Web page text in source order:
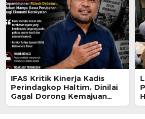
IFAS Kritik Kinerja Kadis
Perindagkop Haltim, Dinilai
Gagal Dorong Kemajuan
UMKM dan Koperasi